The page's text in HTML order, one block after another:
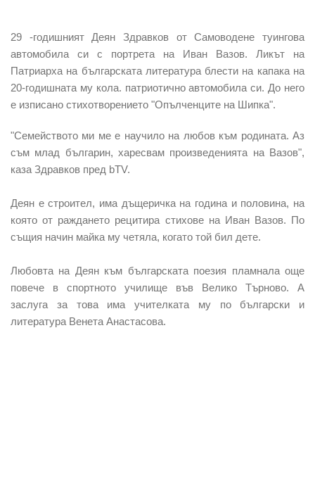
29 -годишният Деян Здравков от Самоводене туингова
автомобила си с портрета на Иван Вазов. Ликът на
Патриарха на българската литература блести на капака на
20-годишната му кола. патриотично автомобила си. До него
е изписано стихотворението "Опълченците на Шипка".
"Семейството ми ме е научило на любов към родината. Аз
съм млад българин, харесвам произведенията на Вазов",
каза Здравков пред bTV.
Деян е строител, има дъщеричка на година и половина, на
която от раждането рецитира стихове на Иван Вазов. По
същия начин майка му четяла, когато той бил дете.
Любовта на Деян към българската поезия пламнала още
повече в спортното училище във Велико Търново. А
заслуга за това има учителката му по български и
литература Венета Анастасова.